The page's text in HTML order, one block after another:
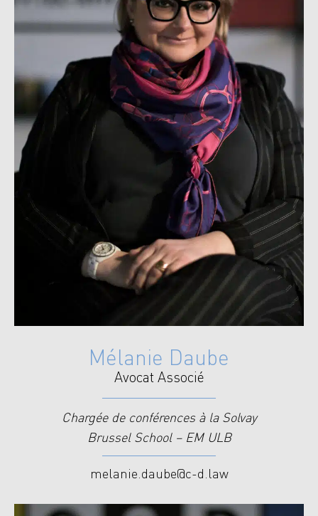
Mélanie Daube
Avocat Associé
Chargée de conférences à la Solvay
Brussel School – EM ULB
melanie.daube@c-d.law